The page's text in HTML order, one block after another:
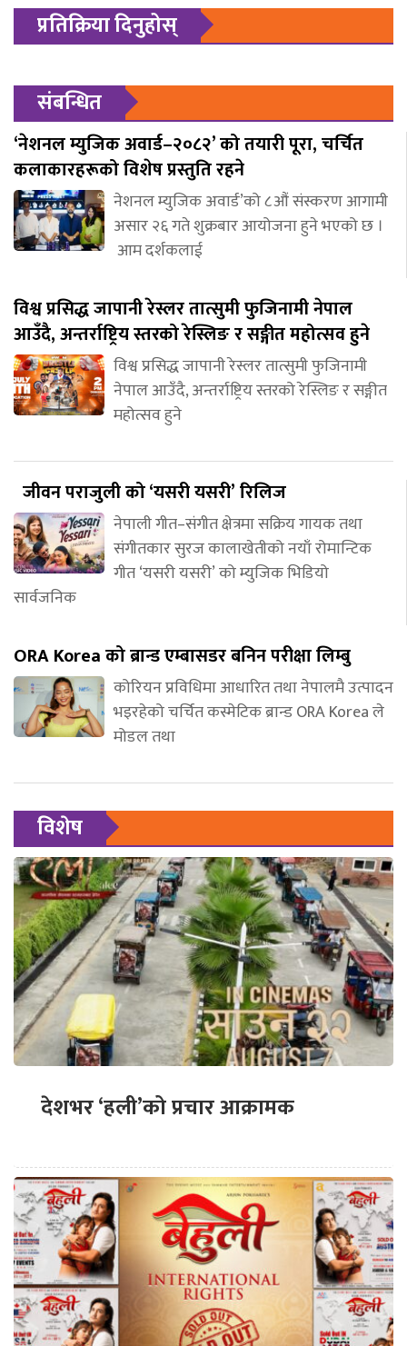
प्रतिक्रिया दिनुहोस्
संबन्धित
‘नेशनल म्युजिक अवार्ड–२०८२’ को तयारी पूरा, चर्चित
कलाकारहरूको विशेष प्रस्तुति रहने
नेशनल म्युजिक अवार्ड’को ८औं संस्करण आगामी
असार २६ गते शुक्रबार आयोजना हुने भएको छ ।
आम दर्शकलाई
विश्व प्रसिद्ध जापानी रेस्लर तात्सुमी फुजिनामी नेपाल
आउँदै, अन्तर्राष्ट्रिय स्तरको रेस्लिङ र सङ्गीत महोत्सव हुने
विश्व प्रसिद्ध जापानी रेस्लर तात्सुमी फुजिनामी
नेपाल आउँदै, अन्तर्राष्ट्रिय स्तरको रेस्लिङ र सङ्गीत
महोत्सव हुने
जीवन पराजुली को ‘यसरी यसरी’ रिलिज
नेपाली गीत–संगीत क्षेत्रमा सक्रिय गायक तथा
संगीतकार सुरज कालाखेतीको नयाँ रोमान्टिक
गीत ‘यसरी यसरी’ को म्युजिक भिडियो
सार्वजनिक
ORA Korea को ब्रान्ड एम्बासडर बनिन परीक्षा लिम्बु
कोरियन प्रविधिमा आधारित तथा नेपालमै उत्पादन
भइरहेको चर्चित कस्मेटिक ब्रान्ड ORA Korea ले
मोडल तथा
विशेष
देशभर ‘हली’को प्रचार आक्रामक